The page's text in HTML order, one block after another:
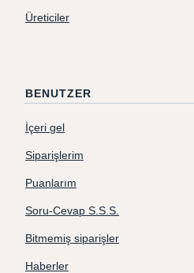
Üreticiler
BENUTZER
İçeri gel
Siparişlerim
Puanlarım
Soru-Cevap S.S.S.
Bitmemiş siparişler
Haberler